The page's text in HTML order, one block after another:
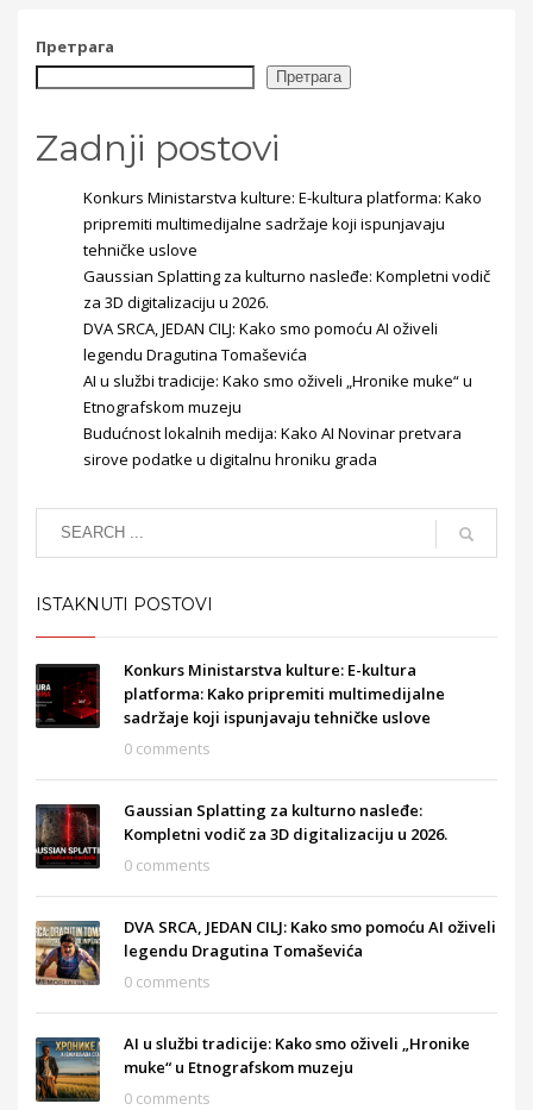
Претрага
Претрага
Zadnji postovi
Konkurs Ministarstva kulture: E-kultura platforma: Kako
pripremiti multimedijalne sadržaje koji ispunjavaju
tehničke uslove
Gaussian Splatting za kulturno nasleđe: Kompletni vodič
za 3D digitalizaciju u 2026.
DVA SRCA, JEDAN CILJ: Kako smo pomoću AI oživeli
legendu Dragutina Tomaševića
AI u službi tradicije: Kako smo oživeli „Hronike muke“ u
Etnografskom muzeju
Budućnost lokalnih medija: Kako AI Novinar pretvara
sirove podatke u digitalnu hroniku grada
ISTAKNUTI POSTOVI
Konkurs Ministarstva kulture: E-kultura
platforma: Kako pripremiti multimedijalne
sadržaje koji ispunjavaju tehničke uslove
0 comments
Gaussian Splatting za kulturno nasleđe:
Kompletni vodič za 3D digitalizaciju u 2026.
0 comments
DVA SRCA, JEDAN CILJ: Kako smo pomoću AI oživeli
legendu Dragutina Tomaševića
0 comments
AI u službi tradicije: Kako smo oživeli „Hronike
muke“ u Etnografskom muzeju
0 comments